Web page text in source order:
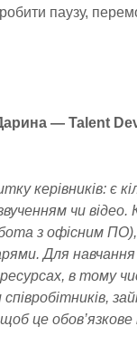
паузу,
— Talent
керівників: є
чи відео.
з офісним
Для навчання
в тому
це